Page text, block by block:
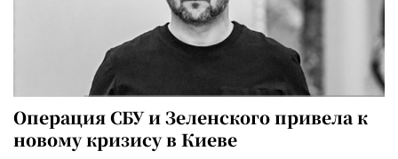
Операция СБУ и Зеленского привела к
новому кризису в Киеве